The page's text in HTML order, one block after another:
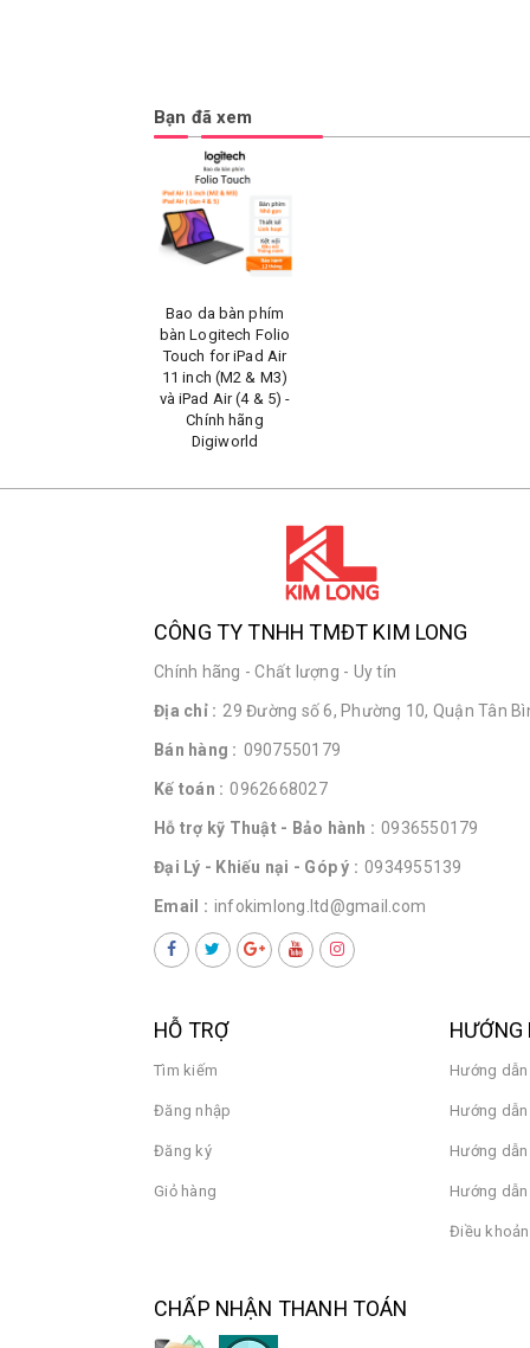
Bạn đã xem
Bao da bàn phím
bàn Logitech Folio
Touch for iPad Air
11 inch (M2 & M3)
và iPad Air (4 & 5) -
Chính hãng
Digiworld
CÔNG TY TNHH TMĐT KIM LONG
Chính hãng - Chất lượng - Uy tín
Địa chỉ : 29 Đường số 6, Phường 10, Quận Tân
Bán hàng : 0907550179
Kế toán : 0962668027
Hỗ trợ kỹ Thuật - Bảo hành : 0936550179
Đại Lý - Khiếu nại - Góp ý : 0934955139
Email : infokimlong.ltd@gmail.com
HỖ TRỢ
Tìm kiếm
Đăng nhập
Đăng ký
Giỏ hàng
HƯỚNG
Hướng
Hướng
Hướng
Hướng
Điều
CHẤP NHẬN THANH TOÁN